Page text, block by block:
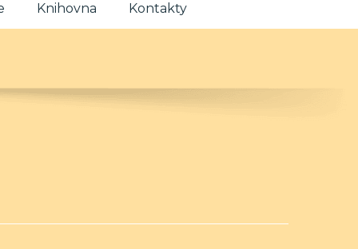
Knihovna Kontakty